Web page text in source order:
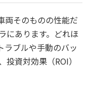
両そのものの性能だ
にあります。どれほ
ラブルや手動のバッ
資対効果（ROI）